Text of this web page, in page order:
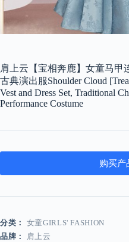
肩上云【宝相奔鹿】女童马甲
古典演出服Shoulder Cloud
Vest and Dress Set, Traditional
Performance Costume
购买产
分类： 女童GIRLS' FASHION
品牌： 肩上云